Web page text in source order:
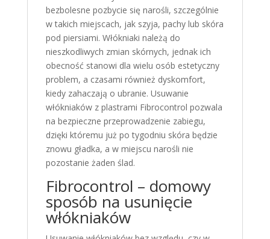
bezbolesne pozbycie się narośli, szczególnie
w takich miejscach, jak szyja, pachy lub skóra
pod piersiami. Włókniaki należą do
nieszkodliwych zmian skórnych, jednak ich
obecność stanowi dla wielu osób estetyczny
problem, a czasami również dyskomfort,
kiedy zahaczają o ubranie. Usuwanie
włókniaków z plastrami Fibrocontrol pozwala
na bezpieczne przeprowadzenie zabiegu,
dzięki któremu już po tygodniu skóra będzie
znowu gładka, a w miejscu narośli nie
pozostanie żaden ślad.
Fibrocontrol – domowy
sposób na usunięcie
włókniaków